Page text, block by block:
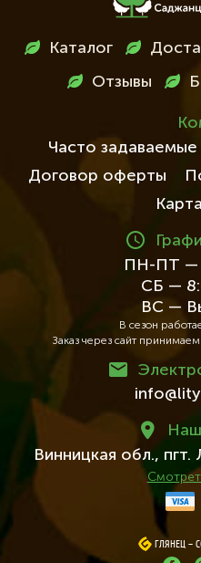
МенюКаталог
Отзывы
Часто
Договор оферты
ПН-ПТ —
СБ —
ВС —
В сезон
Заказ через сайт
Винницкая обл., пгт.
ГЛЯНЕЦ–
ГЛЯНЕЦ–